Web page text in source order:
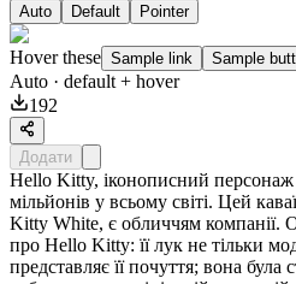
Auto Default Pointer
Hover these Sample link Sample
Auto · default + hover
192
Додати
Hello Kitty, іконописний персонаж
мільйонів у всьому світі. Цей
Kitty White, є обличчям компанії.
про Hello Kitty: її лук не тільки
представляє її почуття; вона була